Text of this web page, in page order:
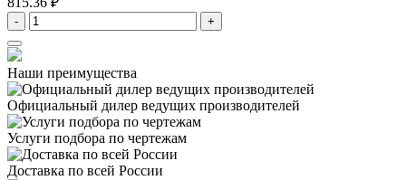
- +
Наши преимущества
Официальный дилер ведущих производителей
Услуги подбора по чертежам
Доставка по всей России